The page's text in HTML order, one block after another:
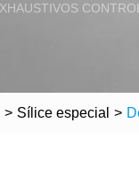
> Sílice especial >